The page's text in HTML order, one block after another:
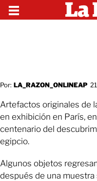
Por: LA_RAZON_ONLINEAP
Artefactos originales de
en exhibición en París,
centenario del
egipcio.
Algunos objetos
después de una muestra